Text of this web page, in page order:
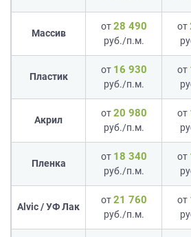
Массив
от28 490
руб./п.м.
от
Пластик
от 16 930
руб./п.м.
от
Акрил
от20 980
руб./п.м.
от
Пленка
от 18 340
руб./п.м.
от
Alvic / УФ Лак
от21 760
руб./п.м.
от